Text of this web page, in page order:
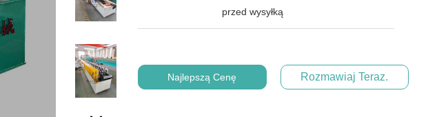
przed wysyłką
Najlepszą Cenę Rozmawiaj Teraz.